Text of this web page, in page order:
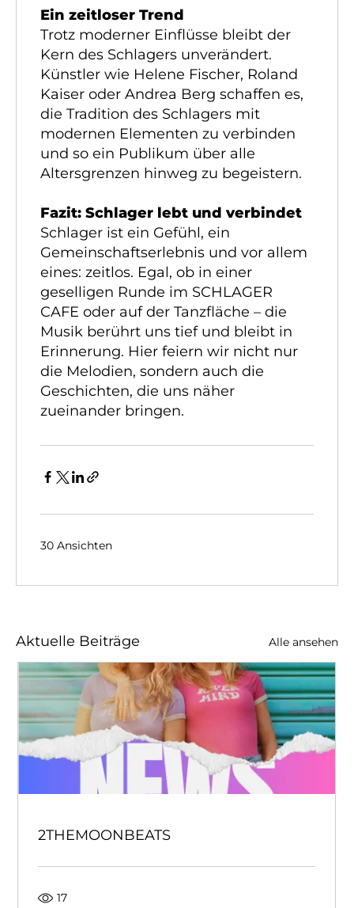
Ein zeitloser Trend
Trotz moderner Einflüsse bleibt der
Kern des Schlagers unverändert.
Künstler wie Helene Fischer, Roland
Kaiser oder Andrea Berg schaffen es,
die Tradition des Schlagers mit
modernen Elementen zu verbinden
und so ein Publikum über alle
Altersgrenzen hinweg zu begeistern.
Fazit: Schlager lebt und verbindet
Schlager ist ein Gefühl, ein
Gemeinschaftserlebnis und vor allem
eines: zeitlos. Egal, ob in einer
geselligen Runde im SCHLAGER
CAFE oder auf der Tanzfläche – die
Musik berührt uns tief und bleibt in
Erinnerung. Hier feiern wir nicht nur
die Melodien, sondern auch die
Geschichten, die uns näher
zueinander bringen.
30 Ansichten
Aktuelle Beiträge Alle ansehen
2THEMOONBEATS
17